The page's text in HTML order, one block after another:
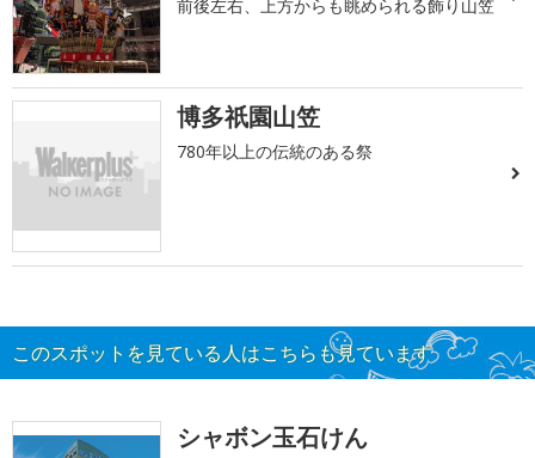
前後左右、上方からも眺められる飾り山笠
博多祇園山笠
780年以上の伝統のある祭
このスポットを見ている人はこちらも見ています
シャボン玉石けん